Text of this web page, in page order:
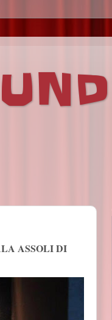
ASSOLI DI